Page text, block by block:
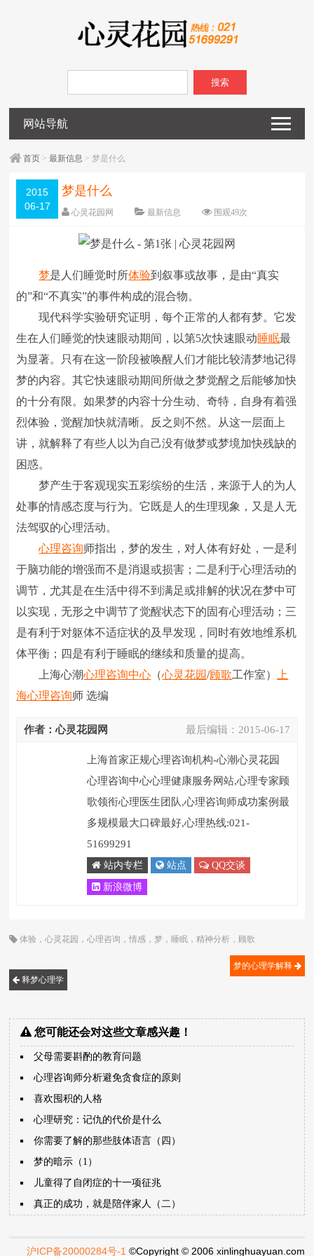
搜索
网站导航
首页 >最新信息 > 梦是什么
2015
06-17
梦是什么
心灵花园网 最新信息 围观49次
字体： 大 中 小
梦是人们睡觉时所体验到叙事或故事，是由“真实
的”和“不真实”的事件构成的混合物。
现代科学实验研究证明，每个正常的人都有梦。它发
生在人们睡觉的快速眼动期间，以第5次快速眼动睡眠最
为显著。只有在这一阶段被唤醒人们才能比较清梦地记得
梦的内容。其它快速眼动期间所做之梦觉醒之后能够加快
的十分有限。如果梦的内容十分生动、奇特，自身有着强
烈体验，觉醒加快就清晰。反之则不然。从这一层面上
讲，就解释了有些人以为自己没有做梦或梦境加快残缺的
困惑。
梦产生于客观现实五彩缤纷的生活，来源于人的为人
处事的情感态度与行为。它既是人的生理现象，又是人无
法驾驭的心理活动。
心理咨询师指出，梦的发生，对人体有好处，一是利
于脑功能的增强而不是消退或损害；二是利于心理活动的
调节，尤其是在生活中得不到满足或排解的状况在梦中可
以实现，无形之中调节了觉醒状态下的固有心理活动；三
是有利于对躯体不适症状的及早发现，同时有效地维系机
体平衡；四是有利于睡眠的继续和质量的提高。
上海心潮心理咨询中心 （心灵花园/顾歌工作室）
上
海心理咨询师 选编
最后编辑： 2015-06-17
作者：心灵花园网
上海首家正规心理咨询机构-心潮心灵花园
心理咨询中心心理健康服务网站,心理专家顾
歌领衔心理医生团队,心理咨询师成功案例最
多规模最大口碑最好,心理热线:021-
51699291
站内专栏 站点 QQ交谈
新浪微博
体验 ，心灵花园 ，心理咨询 ，情感 ，梦 ， 睡眠 ，精神分析 ， 顾歌
释梦心理学
梦的心理学解释
您可能还会对这些文章感兴趣！
父母需要斟酌的教育问题
心理咨询师分析避免贪食症的原则
喜欢囤积的人格
心理研究：记仇的代价是什么
你需要了解的那些肢体语言（四）
梦的暗示（1）
儿童得了自闭症的十一项征兆
真正的成功，就是陪伴家人（二）
沪ICP备20000284号-1 ©Copyright © 2006 xinlinghuayuan.com